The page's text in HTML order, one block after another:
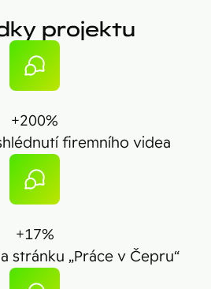
projektu
+200%
firemního videa
+17%
stránku „Práce v Čepru“